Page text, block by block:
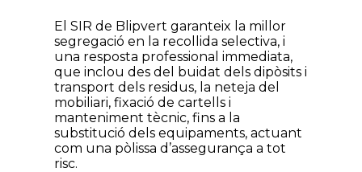
El SIR de Blipvert garanteix la millor
segregació en la recollida selectiva, i
una resposta professional immediata,
que inclou des del buidat dels dipòsits i
transport dels residus, la neteja del
mobiliari, fixació de cartells i
manteniment tècnic, fins a la
substitució dels equipaments, actuant
com una pòlissa d’assegurança a tot
risc.